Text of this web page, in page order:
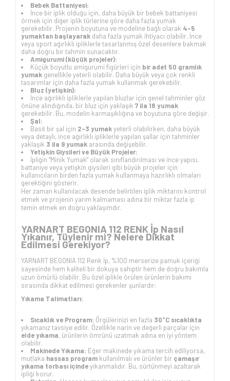
Bebek Battaniyesi:
İnce bir iplik olduğu için, daha büyük bir bebek battaniyesi
örmek için diğer iplik türlerine göre daha fazla yumak
gerekebilir. Projenin boyutuna ve modeline bağlı olarak 4-5
yumaktan başlayarak daha fazla yumak ihtiyacı olabilir. İnce
veya sport ağırlıklı ipliklerle tasarlanmış özel desenlere bakmak
daha doğru bir tahmin sunacaktır.
Amigurumi (küçük projeler):
Küçük boyutlu amigurumi figürleri için bir adet 50 gramlık
yumak genellikle yeterli olabilir. Daha büyük veya çok renkli
tasarımlar için daha fazla yumak kullanmak gerekebilir.
Bluz (yetişkin):
İnce ağırlıklı ipliklerle yapılan bluzlar için genel tahminler göz
önüne alındığında, bir bluz için yaklaşık 7 ila 18 yumak
gerekebilir. Bu, modelin karmaşıklığına ve boyutuna göre değişir.
Şal:
Basit bir şal için 2-3 yumakyeterli olabilirken, daha büyük
veya detaylı, ince ağırlıklı ipliklerle yapılan şallar için tahminler
yaklaşık 3 ila 9 yumak arasında değişebilir.
Yetişkin Giysileri ve Büyük Projeler:
İpliğin "Minik Yumak" olarak sınıflandırılması ve ince yapısı,
battaniye veya yetişkin giysileri gibi büyük projeler için
kullanıcıların birden fazla yumak kullanmaya hazırlıklı olmaları
gerektiğini gösterir.
Her zaman kullanılacak desende belirtilen iplik miktarını kontrol
etmek ve projenin yarım kalmaması adına bir miktar fazla ip
temin etmek en doğru yaklaşımdır.
YARNART BEGONIA 112 RENK İp Nasıl
Yıkanır, Tüylenir mi? Nelere Dikkat
Edilmesi Gerekiyor?
YARNART BEGONIA 112 Renk İp, %100 merserize pamuk içeriği
sayesinde hem kaliteli bir dokuya sahiptir hem de doğru bakımla
uzun ömürlü olabilir. Bu özel iplikle örülen ürünlerin bakımı
sırasında dikkat edilmesi gerekenler şunlardır:
Yıkama Talimatları:
Sıcaklık ve Program: Örgülerinizi en fazla 30°C sıcaklıkta
yıkamanız tavsiye edilir. Özellikle narin ve değerli parçalar için
elde yıkama, ürünlerin ömrünü uzatmak adına en iyi yöntem
olabilir.
Makinede Yıkama: Eğer makinede yıkama tercih ediliyorsa,
mutlaka hassas program kullanılmalı ve ürünler bir çamaşır
yıkama torbası içindeyıkanmalıdır. Bu, sürtünmeyi azaltarak
ipliği korur.